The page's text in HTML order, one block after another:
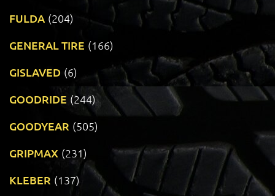
FULDA (204)
GENERAL TIRE (166)
GISLAVED (6)
GOODRIDE (244)
GOODYEAR (505)
GRIPMAX (231)
KLEBER (137)